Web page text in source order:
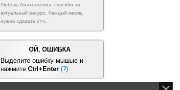
Любовь Анатольевна, спасибо за
актуальный ресурс. Каждый месяц
нужно сдавать отч...
ОЙ, ОШИБКА
Выделите ошибку мышью и
нажмите Ctrl+Enter (?)